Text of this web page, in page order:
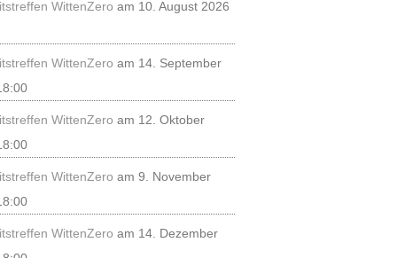
WittenZero am 10. August 2026
WittenZero am 14. September
WittenZero am 12. Oktober
WittenZero am 9. November
WittenZero am 14. Dezember